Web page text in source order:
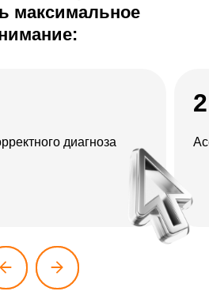
максимальное
диагноза
2